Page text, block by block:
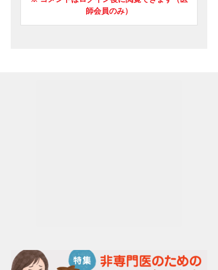
師会員のみ）